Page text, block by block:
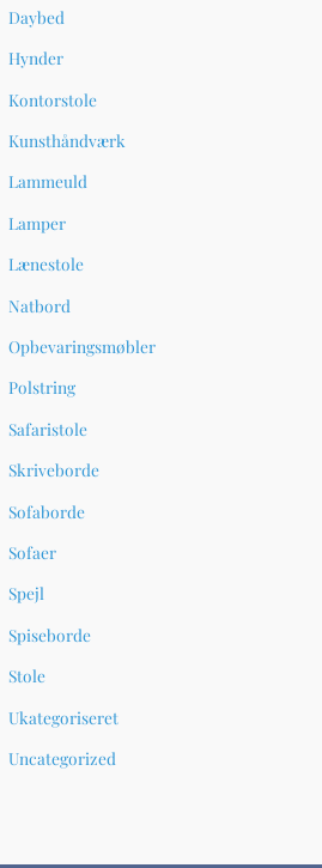
Daybed
Hynder
Kontorstole
Kunsthåndværk
Lammeuld
Lamper
Lænestole
Natbord
Opbevaringsmøbler
Polstring
Safaristole
Skriveborde
Sofaborde
Sofaer
Spejl
Spiseborde
Stole
Ukategoriseret
Uncategorized